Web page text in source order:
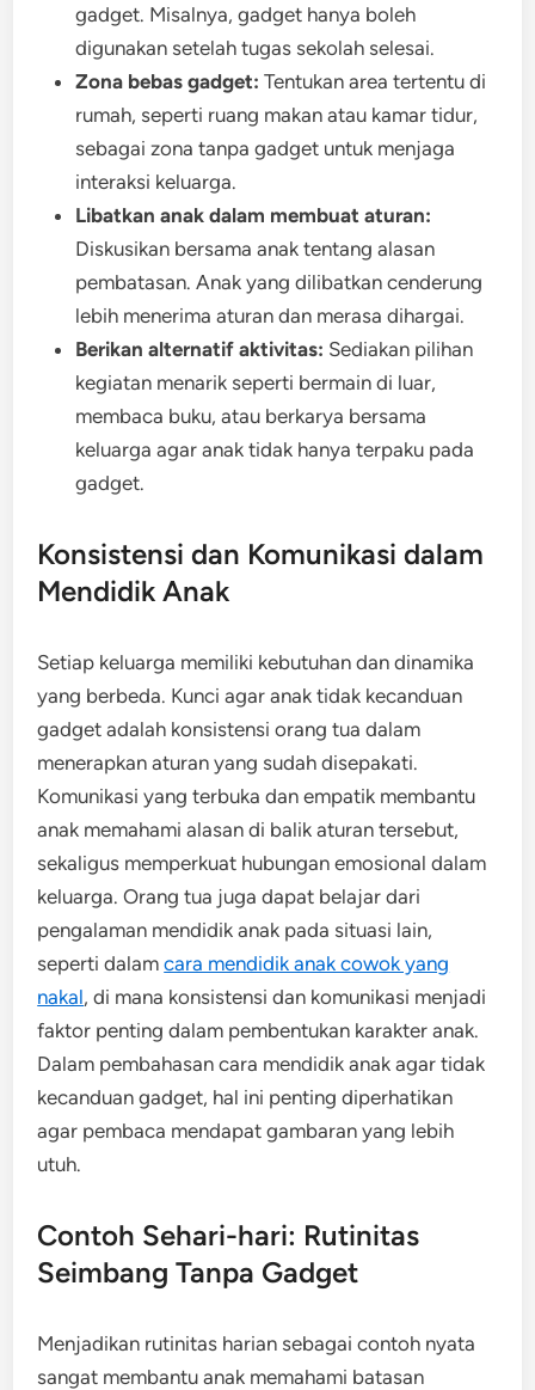
gadget. Misalnya, gadget hanya boleh
digunakan setelah tugas sekolah selesai.
Zona bebas gadget: Tentukan area tertentu di
rumah, seperti ruang makan atau kamar tidur,
sebagai zona tanpa gadget untuk menjaga
interaksi keluarga.
Libatkan anak dalam membuat aturan:
Diskusikan bersama anak tentang alasan
pembatasan. Anak yang dilibatkan cenderung
lebih menerima aturan dan merasa dihargai.
Berikan alternatif aktivitas: Sediakan pilihan
kegiatan menarik seperti bermain di luar,
membaca buku, atau berkarya bersama
keluarga agar anak tidak hanya terpaku pada
gadget.
Konsistensi dan Komunikasi dalam
Mendidik Anak
Setiap keluarga memiliki kebutuhan dan dinamika
yang berbeda. Kunci agar anak tidak kecanduan
gadget adalah konsistensi orang tua dalam
menerapkan aturan yang sudah disepakati.
Komunikasi yang terbuka dan empatik membantu
anak memahami alasan di balik aturan tersebut,
sekaligus memperkuat hubungan emosional dalam
keluarga. Orang tua juga dapat belajar dari
pengalaman mendidik anak pada situasi lain,
seperti dalamcara mendidik anak cowok yang
nakal, di mana konsistensi dan komunikasi menjadi
faktor penting dalam pembentukan karakter anak.
Dalam pembahasan cara mendidik anak agar tidak
kecanduan gadget, hal ini penting diperhatikan
agar pembaca mendapat gambaran yang lebih
utuh.
Contoh Sehari-hari: Rutinitas
Seimbang Tanpa Gadget
Menjadikan rutinitas harian sebagai contoh nyata
sangat membantu anak memahami batasan